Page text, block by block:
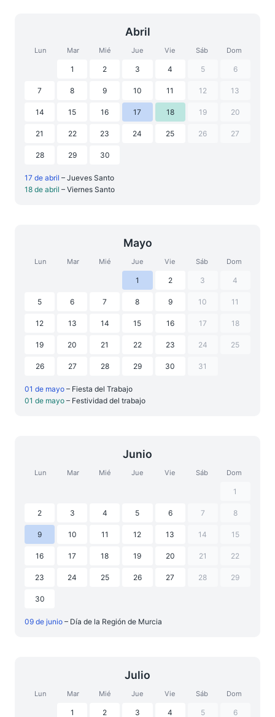
Abril
Lun Mar Mié Jue Vie Sáb Dom
1 2 3 4 5 6
7 8 9 10 11 12 13
14 15 16 17 18 19 20
21 22 23 24 25 26 27
28 29 30
17 de abril – Jueves Santo
18 de abril – Viernes Santo
Mayo
Lun Mar Mié Jue Vie Sáb Dom
1 2 3 4
5 6 7 8 9 10 11
12 13 14 15 16 17 18
19 20 21 22 23 24 25
26 27 28 29 30 31
01 de mayo – Fiesta del Trabajo
01 de mayo – Festividad del trabajo
Junio
Lun Mar Mié Jue Vie Sáb Dom
1
2 3 4 5 6 7 8
9 10 11 12 13 14 15
16 17 18 19 20 21 22
23 24 25 26 27 28 29
30
09 de junio – Día de la Región de Murcia
Julio
Lun Mar Mié Jue Vie Sáb Dom
1 2 3 4 5 6